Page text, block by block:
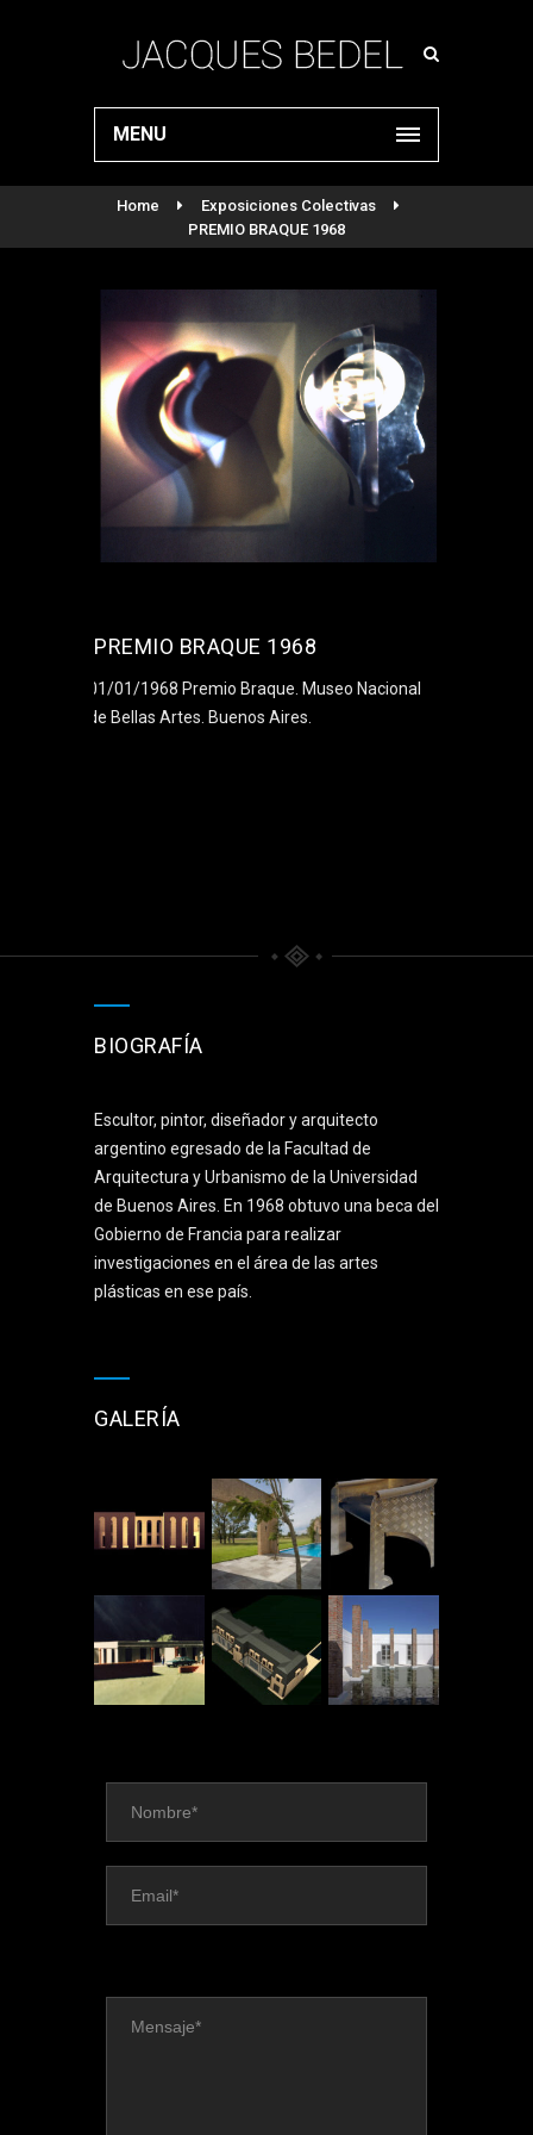
MENU
Home
Exposiciones Colectivas
PREMIO BRAQUE 1968
PREMIO BRAQUE 1968
01/01/1968 Premio Braque. Museo Nacional
de Bellas Artes. Buenos Aires.
BIOGRAFÍA
Escultor, pintor, diseñador y arquitecto
argentino egresado de la Facultad de
Arquitectura y Urbanismo de la Universidad
de Buenos Aires. En 1968 obtuvo una beca del
Gobierno de Francia para realizar
investigaciones en el área de las artes
plásticas en ese país.
GALERÍA